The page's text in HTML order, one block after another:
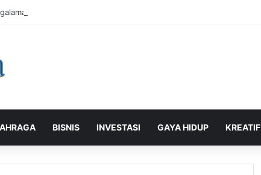
Pelanggan, PLN Icon Plus Sabet Tiga Penghargaan CCW 2026
BISNIS INVESTASI GAYA HIDUP KREATIF